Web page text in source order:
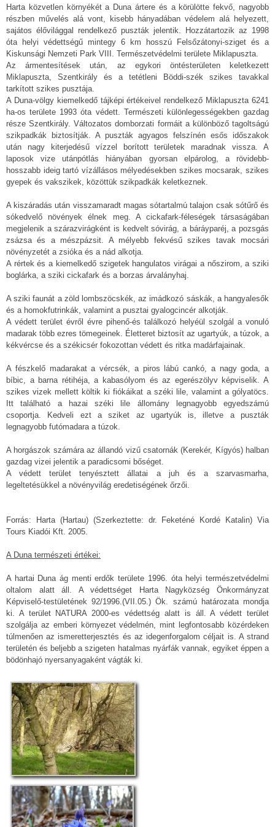
Harta közvetlen környékét a Duna ártere és a körülötte fekvő, nagyobb
részben művelés alá vont, kisebb hányadában védelem alá helyezett,
sajátos élővilággal rendelkező puszták jelentik. Hozzátartozik az 1998
óta helyi védettségű mintegy 6 km hosszú Felsőzátonyi-sziget és a
Kiskunsági Nemzeti Park VIII. Természetvédelmi területe Miklapuszta.
Az ármentesítések után, az egykori öntésterületen keletkezett
Miklapuszta, Szentkirály és a tetétleni Böddi-szék szikes tavakkal
tarkított szikes pusztája.
A Duna-völgy kiemelkedő tájképi értékeivel rendelkező Miklapuszta 6241
ha-os területe 1993 óta védett. Természeti különlegességekben gazdag
része Szentkirály. Változatos domborzati formáit a különböző tagoltságú
szikpadkák biztosítják. A puszták agyagos felszínén esős időszakok
után nagy kiterjedésű vízzel borított területek maradnak vissza. A
laposok vize utánpótlás hiányában gyorsan elpárolog, a rövidebb-
hosszabb ideig tartó vízállásos mélyedésekben szikes mocsarak, szikes
gyepek és vakszikek, közöttük szikpadkák keletkeznek.
A kiszáradás után visszamaradt magas sótartalmú talajon csak sótűrő és
sókedvelő növények élnek meg. A cickafark-féleségek társaságában
megjelenik a szárazvirágként is kedvelt sóvirág, a báráyparéj, a pozsgás
zsázsa és a mészpázsit. A mélyebb fekvésű szikes tavak mocsári
növényzetét a zsióka és a nád alkotja.
A rértek és a kiemelkedő szigetek hangulatos virágai a nőszirom, a sziki
boglárka, a sziki cickafark és a borzas árvalányhaj.
A sziki faunát a zöld lombszöcskék, az imádkozó sáskák, a hangyalesők
és a homokfutrinkák, valamint a pusztai gyalogcincér alkotják.
A védett terület évről évre pihenő-és találkozó helyéül szolgál a vonuló
madarak több ezres tömegeinek. Életteret biztosít az ugartyúk, a túzok, a
kékvércse és a székicsér fokozottan védett és ritka madárfajainak.
A fészkelő madarakat a vércsék, a piros lábú cankó, a nagy goda, a
bíbic, a barna rétihéja, a kabasólyom és az egerészölyv képviselik. A
szikes vizek mellett költik ki fiókáikat a széki lile, valamint a gólyatöcs.
Itt található a hazai széki lile állomány legnagyobb egyedszámú
csoportja. Kedveli ezt a sziket az ugartyúk is, illetve a puszták
legnagyobb futómadara a túzok.
A horgászok számára az állandó vizű csatornák (Kerekér, Kígyós) halban
gazdag vizei jelentik a paradicsomi bőséget.
A védett terület tenyésztett állatai a juh és a szarvasmarha,
legeltetésükkel a növényvilág eredetiségének őrzői.
Forrás: Harta (Hartau) (Szerkeztette: dr. Feketéné Kordé Katalin) Via
Tours Kiadói Kft. 2005.
A Duna természeti értékei:
A hartai Duna ág menti erdők területe 1996. óta helyi természetvédelmi
oltalom alatt áll. A védettséget Harta Nagyközség Önkormányzat
Képviselő-testületének 92/1996.(VII.05.) Ök. számú határozata mondja
ki. A terület NATURA 2000-es védettség alatt is áll. A védett terület
szolgálja az emberi környezet védelmén, mint legfontosabb közérdeken
túlmenően az ismeretterjesztés és az idegenforgalom céljait is. A strand
területén és beljebb a szigeten hatalmas nyárfák vannak, egyiket éppen a
bödönhajó nyersanyagaként vágták ki.